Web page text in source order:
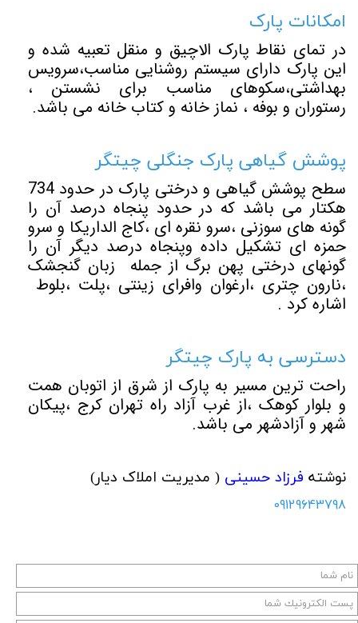
امکانات پارک
در تمای نقاط پارک الاچیق و منقل تعبیه شده و
این پارک دارای سیستم روشنایی مناسب،سرویس
بهداشتی،سکوهای مناسب برای نشستن ،
رستوران و بوفه ، نماز خانه و کتاب خانه می باشد.
پوشش گیاهی پارک جنگلی چیتگر
سطح پوشش گیاهی و درختی پارک در حدود 734
هکتار می باشد که در حدود پنجاه درصد آن را
گونه های سوزنی ،سرو نقره ای ،کاج الداریکا و سرو
حمزه ای تشکیل داده وپنجاه درصد دیگر آن را
گونهای درختی پهن برگ از جمله زبان گنجشک
،نارون چتری ،ارغوان وافرای زینتی ،پلت ،بلوط
اشاره کرد .
دسترسی به پارک چیتگر
راحت ترین مسیر به پارک از شرق از اتوبان همت
و بلوار کوهک ،از غرب آزاد راه تهران کرج ،پیکان
شهر و آزادشهر می باشد.
نوشته فرزاد حسینی ( مدیریت املاک دیار)
09129643798